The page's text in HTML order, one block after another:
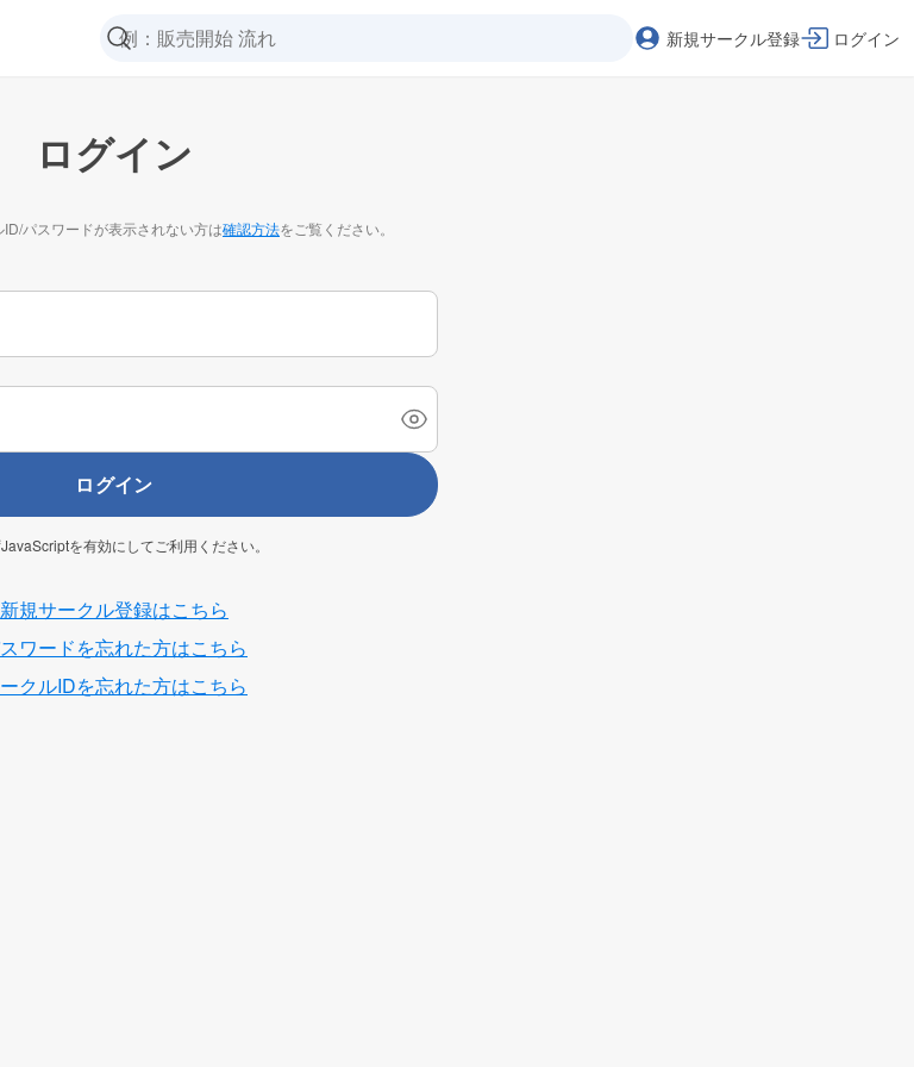
新規サークル登録 ログイン
ログイン
パスワードが表示されない方は確認方法をご覧ください。
ログイン
を有効にしてご利用ください。
新規サークル登録はこちら
ワードを忘れた方はこちら
クルIDを忘れた方はこちら